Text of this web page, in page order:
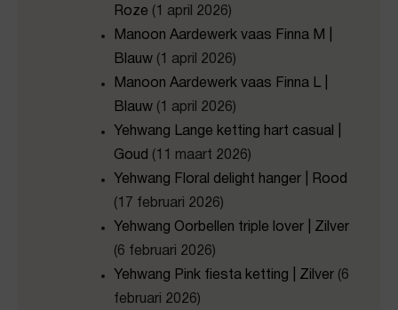
Roze (1 april 2026)
Manoon Aardewerk vaas Finna M |
Blauw (1 april 2026)
Manoon Aardewerk vaas Finna L |
Blauw (1 april 2026)
Yehwang Lange ketting hart casual |
Goud (11 maart 2026)
Yehwang Floral delight hanger | Rood
(17 februari 2026)
Yehwang Oorbellen triple lover | Zilver
(6 februari 2026)
Yehwang Pink fiesta ketting | Zilver (6
februari 2026)